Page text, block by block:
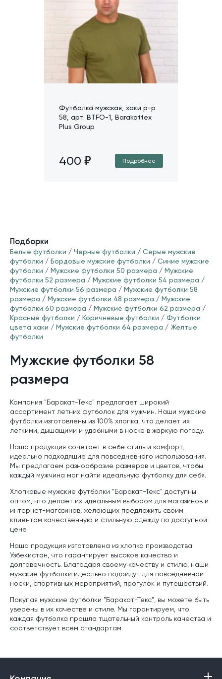
Футболка мужская, хаки р-р
58, арт. BTFO-1, Barakattex
Plus Group
400 Подробнее
Подборки
Белые футболки / Черные футболки / Серые мужские
футболки / Бордовые мужские футболки / Синие мужские
футболки / Мужские футболки 50 размера / Мужские
футболки 52 размера / Мужские футболки 54 размера /
Мужские футболки 56 размера / Мужские футболки 58
размера / Мужские футболки 48 размера / Мужские
футболки 60 размера / Мужские футболки 62 размера /
Красные футболки / Коричневые футболки / Футболки
цвета хаки / Мужские футболки 64 размера / Желтые
футболки
Мужские футболки 58
размера
Компания "Баракат-Текс" предлагает широкий
ассортимент летних футболок для мужчин. Наши мужские
футболки изготовлены из 100% хлопка, что делает их
легкими, дышащими и удобными в носке в жаркую погоду.
Наша продукция сочетает в себе стиль и комфорт,
идеально подходящие для повседневного использования.
Мы предлагаем разнообразие размеров и цветов, чтобы
каждый мужчина мог найти идеальную футболку для себя.
Хлопковые мужские футболки "Баракат-Текс" доступны
оптом, что делает их идеальным выбором для магазинов и
интернет-магазинов, желающих предложить своим
клиентам качественную и стильную одежду по доступной
цене.
Наша продукция изготовлена из хлопка производства
Узбекистан, что гарантирует высокое качество и
долговечность. Благодаря своему качеству и стилю, наши
мужские футболки идеально подойдут для повседневной
носки, спортивных мероприятий, прогулок и путешествий.
Покупая мужские футболки "Баракат-Текс", вы можете быть
уверены в их качестве и стиле. Мы гарантируем, что
каждая футболка прошла тщательный контроль качества и
соответствует всем стандартам.